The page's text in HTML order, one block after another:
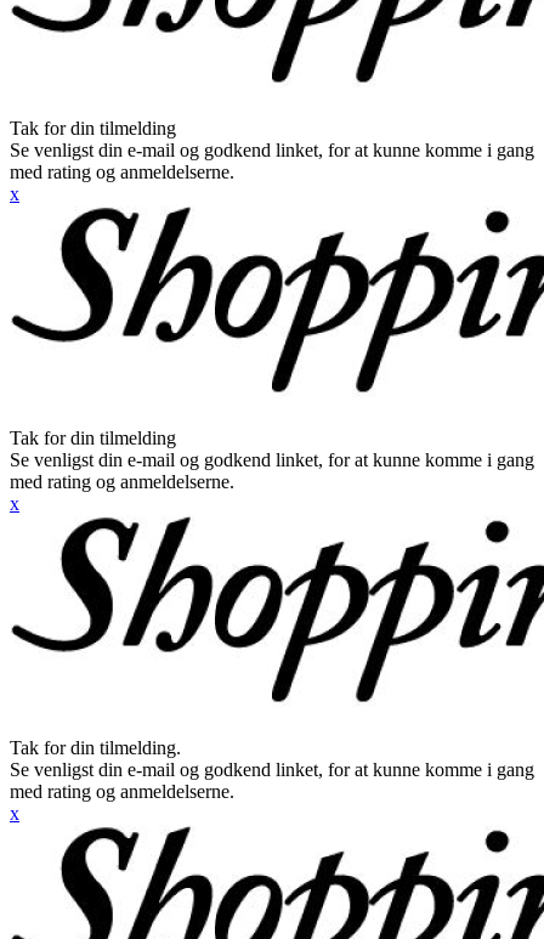
Tak for din tilmelding
Se venligst din e-mail og godkend linket, for at kunne komme i gang
med rating og anmeldelserne.
x
Tak for din tilmelding
Se venligst din e-mail og godkend linket, for at kunne komme i gang
med rating og anmeldelserne.
x
Tak for din tilmelding.
Se venligst din e-mail og godkend linket, for at kunne komme i gang
med rating og anmeldelserne.
x